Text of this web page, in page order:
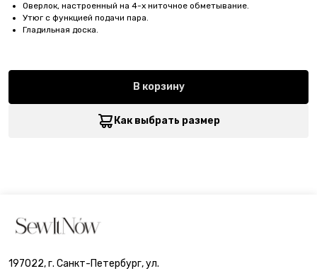
Оверлок, настроенный на 4-х ниточное обметывание.
Утюг с функцией подачи пара.
Гладильная доска.
В корзину
Как выбрать размер
197022, г. Санкт-Петербург, ул.